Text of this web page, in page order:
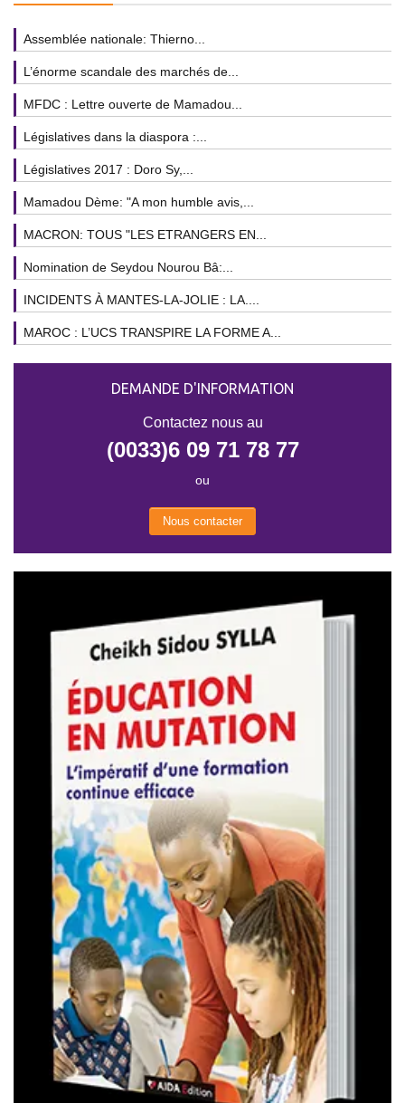
Assemblée nationale: Thierno...
L’énorme scandale des marchés de...
MFDC : Lettre ouverte de Mamadou...
Législatives dans la diaspora :...
Législatives 2017 : Doro Sy,...
Mamadou Dème: "A mon humble avis,...
MACRON: TOUS "LES ETRANGERS EN...
Nomination de Seydou Nourou Bâ:...
INCIDENTS À MANTES-LA-JOLIE : LA....
MAROC : L’UCS TRANSPIRE LA FORME A...
DEMANDE D'INFORMATION
Contactez nous au
(0033)6 09 71 78 77
ou
Nous contacter